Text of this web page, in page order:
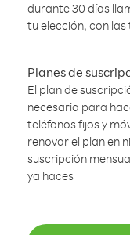
durante 30 días
tu elección, con
Planes de
El plan de
necesaria para
teléfonos fijos y
renovar el plan en
suscripción
ya haces